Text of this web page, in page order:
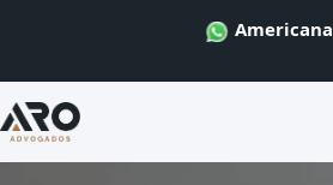
Americana